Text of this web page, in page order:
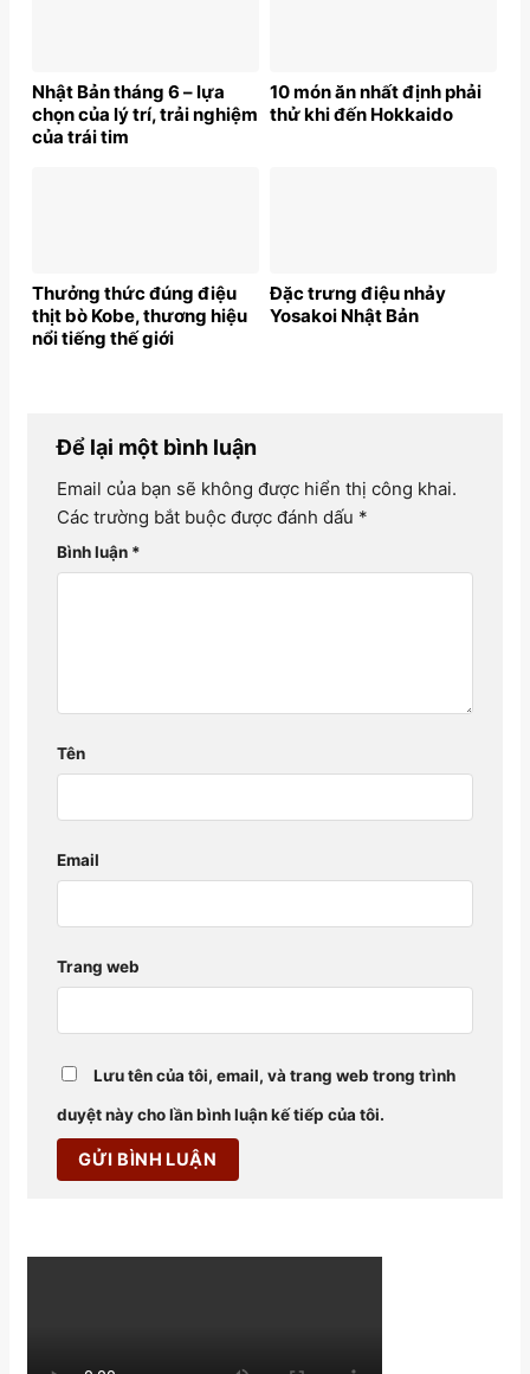
Nhật Bản tháng 6 – lựa
chọn của lý trí, trải nghiệm
của trái tim
10 món ăn nhất định phải
thử khi đến Hokkaido
Thưởng thức đúng điệu
thịt bò Kobe, thương hiệu
nổi tiếng thế giới
Đặc trưng điệu nhảy
Yosakoi Nhật Bản
Để lại một bình luận
Email của bạn sẽ không được hiển thị công khai.
Các trường bắt buộc được đánh dấu *
Bình luận *
Tên
Email
Trang web
Lưu tên của tôi, email, và trang web trong trình
duyệt này cho lần bình luận kế tiếp của tôi.